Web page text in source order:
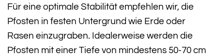
Für eine optimale Stabilität empfehlen wir, die
Pfosten in festen Untergrund wie Erde oder
Rasen einzugraben. Idealerweise werden die
Pfosten mit einer Tiefe von mindestens 50-70 cm